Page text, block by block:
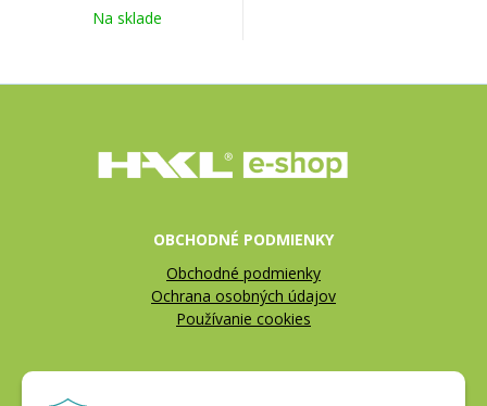
Na sklade
OBCHODNÉ PODMIENKY
Obchodné podmienky
Ochrana osobných údajov
Používanie cookies